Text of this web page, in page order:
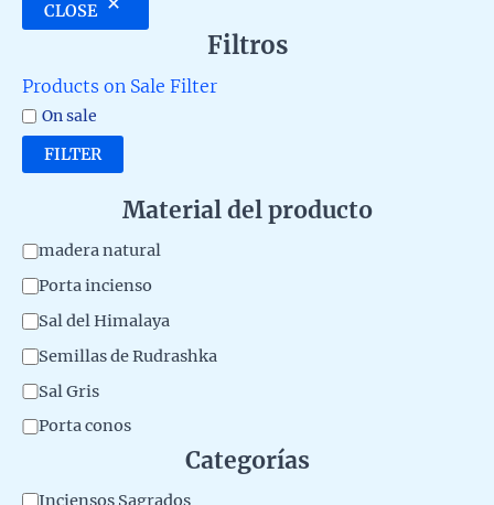
CLOSE
Filtros
Products on Sale Filter
On sale
FILTER
Material del producto
M
a
t
e
madera natural
Porta incienso
Sal del Himalaya
Semillas de Rudrashka
Sal Gris
Porta conos
Categorías
C Inciensos Sagrados